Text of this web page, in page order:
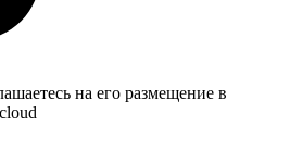
на его размещение в